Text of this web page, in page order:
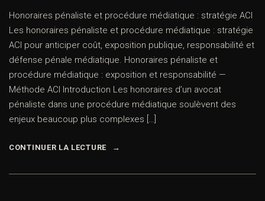
Honoraires pénaliste et procédure médiatique : stratégie ACI
Les honoraires pénaliste et procédure médiatique : stratégie
ACI pour anticiper coût, exposition publique, responsabilité et
défense pénale médiatique. Honoraires pénaliste et
procédure médiatique : exposition et responsabilité —
Méthode ACI Introduction Les honoraires d’un avocat
pénaliste dans une procédure médiatique soulèvent des
enjeux beaucoup plus complexes […]
CONTINUER LA LECTURE